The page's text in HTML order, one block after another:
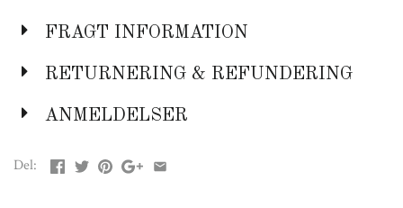
gang hun eller han bruger den.
2021
Lancerings år:
FRAGT INFORMATION
RETURNERING & REFUNDERING
ANMELDELSER
Del: